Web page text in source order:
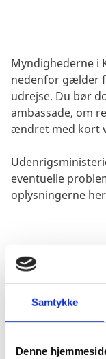
Samtykke
Denne
Myndighederne i
nedenfor gælder
udrejse. Du bør
ambassade, om
ændret med kort
eventuelle
oplysningerne
Visum
Pas